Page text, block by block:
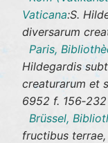
Vaticana:S.
diversarum
Paris,
Hildegardis
creaturarum et
6952 f.
Brüssel,
fructibus